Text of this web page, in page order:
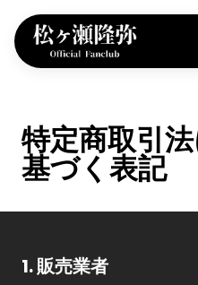
特定商取引
基づく表記
1. 販売業者